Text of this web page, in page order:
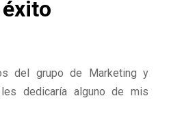
del grupo de Marketing y
dedicaría alguno de mis